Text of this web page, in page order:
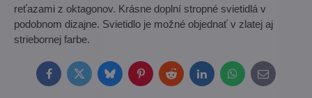
reťazami z oktagonov. Krásne doplní stropné svietidlá v
podobnom dizajne. Svietidlo je možné objednať v zlatej aj
striebornej farbe.
FacebookTwitterBlueskyPinterestRedditLinkedInWhatsApp
E-
mail